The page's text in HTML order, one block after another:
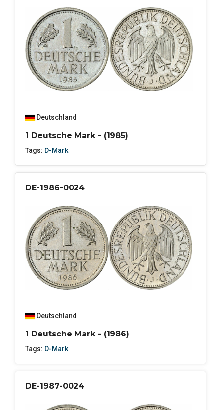
Deutschland
1 Deutsche Mark - (1985)
Tags: D-Mark
DE-1986-0024
Deutschland
1 Deutsche Mark - (1986)
Tags: D-Mark
DE-1987-0024